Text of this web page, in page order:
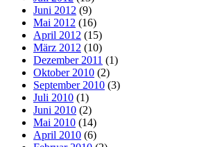
Juni 2012 (9)
Mai 2012 (16)
April 2012 (15)
März 2012 (10)
Dezember 2011 (1)
Oktober 2010 (2)
September 2010 (3)
Juli 2010 (1)
Juni 2010 (2)
Mai 2010 (14)
April 2010 (6)